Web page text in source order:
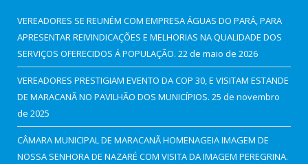
VEREADORES SE REUNÉM COM EMPRESA ÁGUAS DO PARÁ, PARA
APRESENTAR REIVINDICAÇÕES E MELHORIAS NA QUALIDADE DOS
SERVIÇOS OFERECIDOS Á POPULAÇÃO. 22 de maio de 2026
VEREADORES PRESTIGIAM EVENTO DA COP 30, E VISITAM ESTANDE
DE MARACANÃ NO PAVILHÃO DOS MUNICÍPIOS. 25 de novembro
de 2025
CÂMARA MUNICIPAL DE MARACANÃ HOMENAGEIA IMAGEM DE
NOSSA SENHORA DE NAZARÉ COM VISITA DA IMAGEM PEREGRINA.